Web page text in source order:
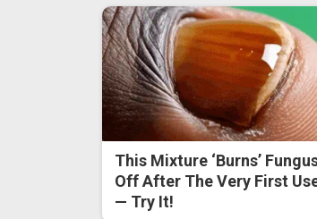
This Mixture ‘Burns’
Off After The Very First
— Try It!